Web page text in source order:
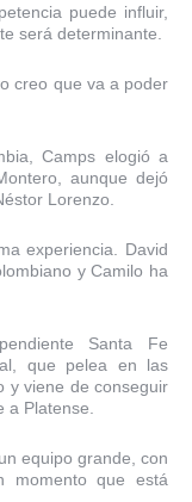
puede influir,
será determinante.
creo que va a poder
Camps elogió a
aunque dejó
Lorenzo.
experiencia. David
y Camilo ha
Santa Fe
que pelea en las
y viene de conseguir
Platense.
equipo grande, con
momento que está